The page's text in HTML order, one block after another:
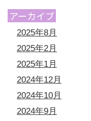
アーカイブ
2025年8月
2025年2月
2025年1月
2024年12月
2024年10月
2024年9月